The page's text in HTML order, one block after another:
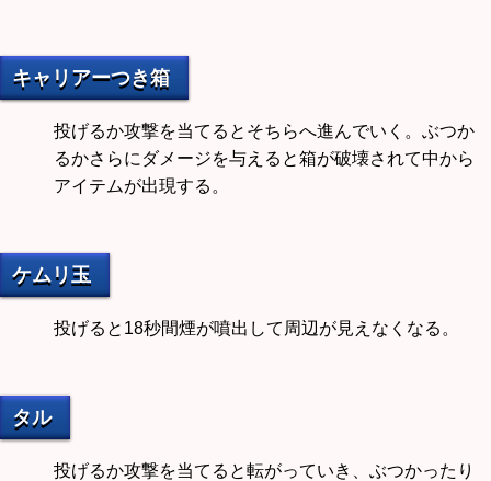
キャリアーつき箱
投げるか攻撃を当てるとそちらへ進んでいく。ぶつか
るかさらにダメージを与えると箱が破壊されて中から
アイテムが出現する。
ケムリ玉
投げると18秒間煙が噴出して周辺が見えなくなる。
タル
投げるか攻撃を当てると転がっていき、ぶつかったり